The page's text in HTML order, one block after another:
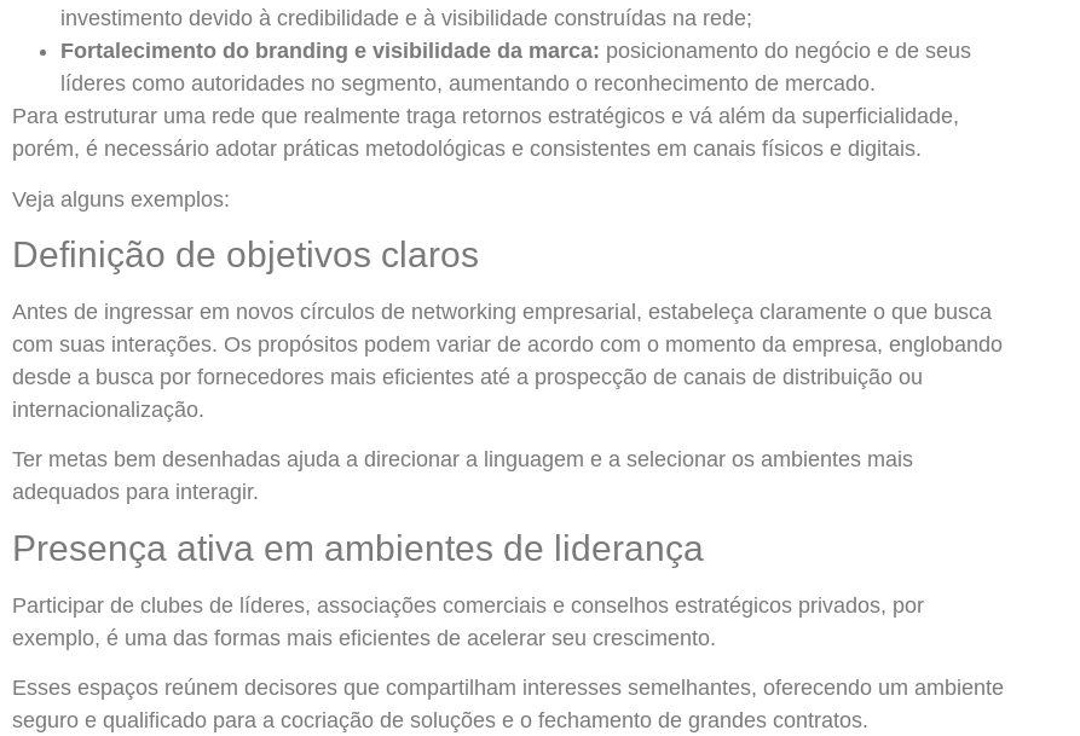
investimento devido à credibilidade e à visibilidade construídas na rede;
Fortalecimento do branding e visibilidade da marca: posicionamento do negócio e de seus
líderes como autoridades no segmento, aumentando o reconhecimento de mercado.
Para estruturar uma rede que realmente traga retornos estratégicos e vá além da superficialidade,
porém, é necessário adotar práticas metodológicas e consistentes em canais físicos e digitais.
Veja alguns exemplos:
Definição de objetivos claros
Antes de ingressar em novos círculos de networking empresarial, estabeleça claramente o que busca
com suas interações. Os propósitos podem variar de acordo com o momento da empresa, englobando
desde a busca por fornecedores mais eficientes até a prospecção de canais de distribuição ou
internacionalização.
Ter metas bem desenhadas ajuda a direcionar a linguagem e a selecionar os ambientes mais
adequados para interagir.
Presença ativa em ambientes de liderança
Participar de clubes de líderes, associações comerciais e conselhos estratégicos privados, por
exemplo, é uma das formas mais eficientes de acelerar seu crescimento.
Esses espaços reúnem decisores que compartilham interesses semelhantes, oferecendo um ambiente
seguro e qualificado para a cocriação de soluções e o fechamento de grandes contratos.